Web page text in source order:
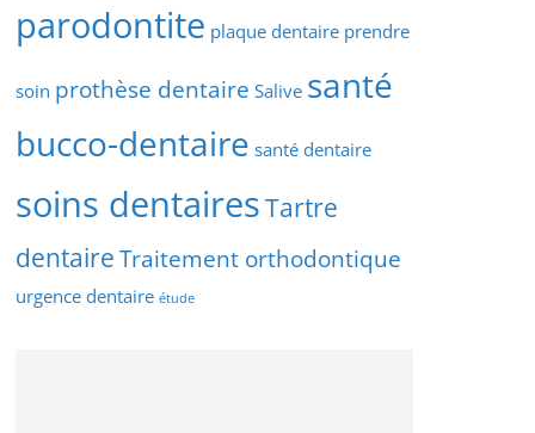
parodontite plaque dentaire prendre
soin prothèse dentaire Salive santé
bucco-dentaire santé dentaire
soins dentairesTartre
dentaire Traitement orthodontique
urgence dentaire étude